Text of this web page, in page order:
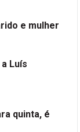
e mulher
Luís
quinta, é